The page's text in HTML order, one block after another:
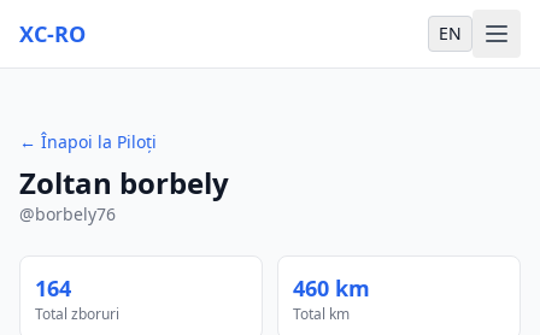
XC-RO EN
← Înapoi la Piloți
Zoltan borbely
@borbely76
164
Total zboruri
460 km
Total km